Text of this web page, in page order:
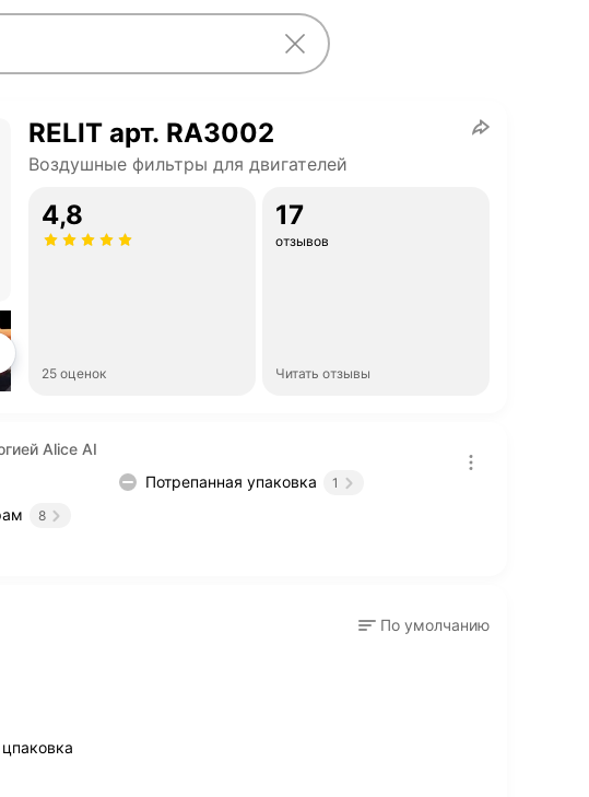
RELIT арт. RA3002
Воздушные фильтры для двигателей
4,8
25 оценок
17
отзывов
Читать отзывы
Alice AI
8
Потрепанная упаковка 1
По умолчанию